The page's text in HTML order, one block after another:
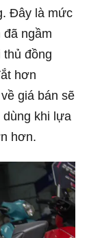
Đây là mức
ngầm
đồng
hơn
giá bán sẽ
khi lựa
hơn.